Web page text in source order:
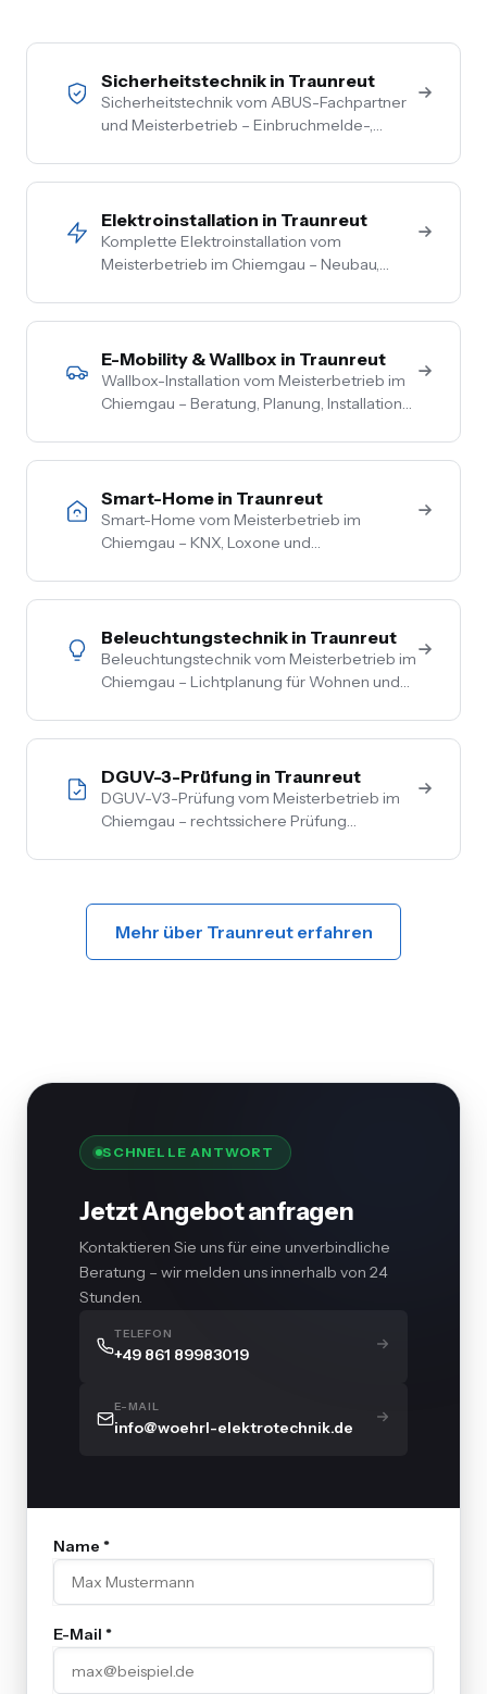
Sicherheitstechnik in Traunreut
Sicherheitstechnik vom ABUS-Fachpartner
und Meisterbetrieb – Einbruchmelde-,
Begehung.
Elektroinstallation in Traunreut
Komplette Elektroinstallation vom
Meisterbetrieb im Chiemgau – Neubau,
E-Mobility & Wallbox in Traunreut
Wallbox-Installation vom Meisterbetrieb im
Chiemgau – Beratung, Planung, Installation
Smart-Home in Traunreut
Smart-Home vom Meisterbetrieb im
Chiemgau – KNX, Loxone und
Beleuchtungstechnik in Traunreut
Beleuchtungstechnik vom Meisterbetrieb im
Chiemgau – Lichtplanung für Wohnen und
DGUV-3-Prüfung in Traunreut
DGUV-V3-Prüfung vom Meisterbetrieb im
Chiemgau – rechtssichere Prüfung
Mehr über Traunreut erfahren
SCHNELLE ANTWORT
Jetzt Angebot anfragen
Kontaktieren Sie uns für eine unverbindliche
Beratung – wir melden uns innerhalb von 24
Stunden.
TELEFON
+49 861 89983019
E-MAIL
info@woehrl-elektrotechnik.de
Name *
E-Mail *